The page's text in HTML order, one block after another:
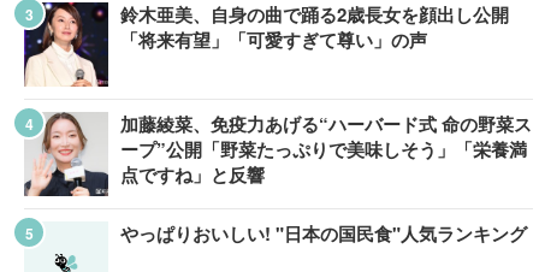
鈴木亜美、自身の曲で踊る2歳長女を顔出し公開
「将来有望」「可愛すぎて尊い」の声
加藤綾菜、免疫力あげる“ハーバード式 命の野菜ス
ープ”公開「野菜たっぷりで美味しそう」「栄養満
点ですね」と反響
やっぱりおいしい! "日本の国民食"人気ランキング